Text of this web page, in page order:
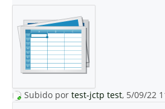
Subido por test-jctp test, 5/09/22